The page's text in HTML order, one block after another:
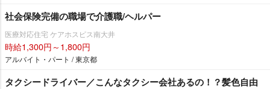
社会保険完備の職場で介護職/ヘルパー
医療対応住宅 ケアホスピス南大井
時給1,300円～1,800円
アルバイト・パート / 東京都
タクシードライバー／こんなタクシー会社あるの！？髪色自由